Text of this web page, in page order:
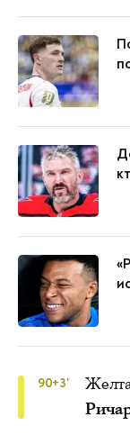
90+3'